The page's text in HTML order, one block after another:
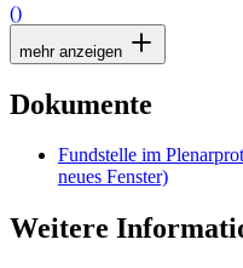
()
mehr anzeigen
Dokumente
Fundstelle im
neues Fenster)
Weitere